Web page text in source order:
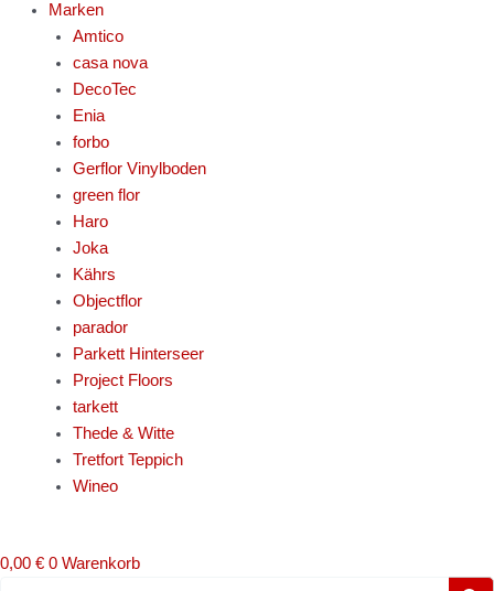
Marken
Amtico
casa nova
DecoTec
Enia
forbo
Gerflor Vinylboden
green flor
Haro
Joka
Kährs
Objectflor
parador
Parkett Hinterseer
Project Floors
tarkett
Thede & Witte
Tretfort Teppich
Wineo
0,00 € 0 Warenkorb